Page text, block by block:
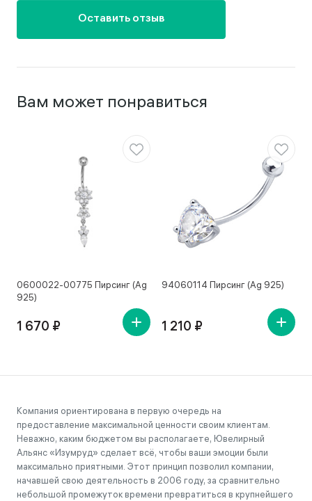
Оставить отзыв
Вам может понравиться
0600022-00775 Пирсинг (Ag
925)
1 670 ₽
94060114 Пирсинг (Ag 925)
1 210 ₽
Компания ориентирована в первую очередь на
предоставление максимальной ценности своим клиентам.
Неважно, каким бюджетом вы располагаете, Ювелирный
Альянс «Изумруд» сделает всё, чтобы ваши эмоции были
максимально приятными. Этот принцип позволил компании,
начавшей свою деятельность в 2006 году, за сравнительно
небольшой промежуток времени превратиться в крупнейшего